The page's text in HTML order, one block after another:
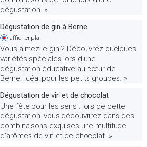
dégustation. »
Dégustation de gin à Berne
afficherplan
Vous aimez le gin ? Découvrez quelques
variétés spéciales lors d'une
dégustation éducative au cœur de
Berne. Idéal pour les petits groupes. »
Dégustation de vin et de chocolat
Une fête pour les sens : lors de cette
dégustation, vous découvrirez dans des
combinaisons exquises une multitude
d'arômes de vin et de chocolat. »